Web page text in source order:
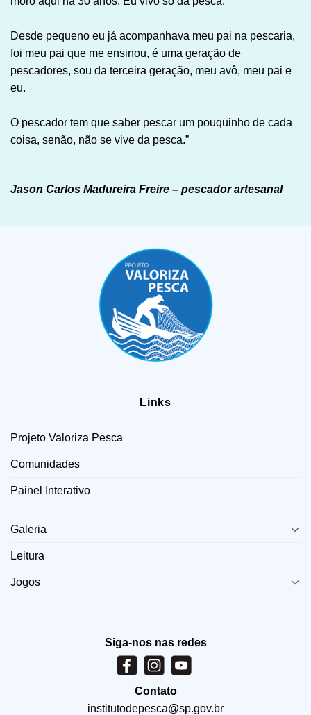
Desde pequeno eu já acompanhava meu pai na pescaria,
foi meu pai que me ensinou, é uma geração de
pescadores, sou da terceira geração, meu avô, meu pai e
eu.
O pescador tem que saber pescar um pouquinho de cada
coisa, senão, não se vive da pesca.”
Jason Carlos Madureira Freire – pescador artesanal
Links
Projeto Valoriza Pesca
Comunidades
Painel Interativo
Galeria
Leitura
Jogos
Siga-nos nas redes
Contato
institutodepesca@sp.gov.br